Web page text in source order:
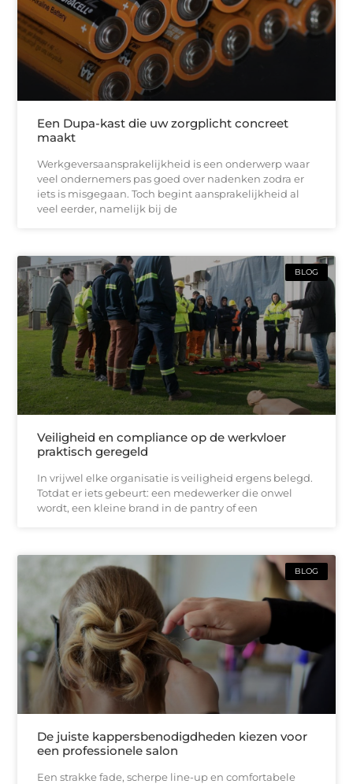
Een Dupa-kast die uw zorgplicht concreet
maakt
Werkgeversaansprakelijkheid is een onderwerp waar
veel ondernemers pas goed over nadenken zodra er
iets is misgegaan. Toch begint aansprakelijkheid al
veel eerder, namelijk bij de
BLOG
Veiligheid en compliance op de werkvloer
praktisch geregeld
In vrijwel elke organisatie is veiligheid ergens belegd.
Totdat er iets gebeurt: een medewerker die onwel
wordt, een kleine brand in de pantry of een
BLOG
De juiste kappersbenodigdheden kiezen voor
een professionele salon
Een strakke fade, scherpe line-up en comfortabele